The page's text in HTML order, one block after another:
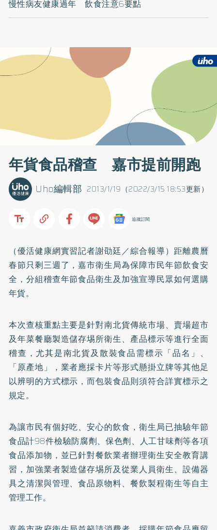
慢性病友健康過年 飲食注意6要點
年貨食品稽查 嘉市提前開跑
2013/1/19（2022/3/15 18:53更新）
Uho編輯部
追蹤訂閱
（優活健康網實習記者謝劭廷／綜合報導）距離農曆
春節只剩三週了，嘉市衛生局為保障市民年節飲食安
全，分組稽查年節食品衛生及加強宣導民眾如何選購
年貨。
本次查核重點主要是針對南北貨傳統市場、賣場超市
及年菜餐廳製造儲存埸所衛生、產品標示等進行全面
稽查，尤其是南北貨及散裝食品需標示「品名」、
「原產地」，業者應採卡片等形式懸掛立牌等其他足
以辨明的方式標示，而包裝食品則須符合詳實標示之
規定。
為讓市民有個好吃、安心的飲食，衛生局已抽驗年節
食品計98件檢驗防腐劑、保色劑、人工甘味劑等各項
食品添加物，並已針對餐飲業者辦理衛生安全教育講
習，加強業者製造儲存埸所及從業人員衛生、設備器
具之清潔與管理、食品原物料、餐飲製程衛生等自主
管理工作。